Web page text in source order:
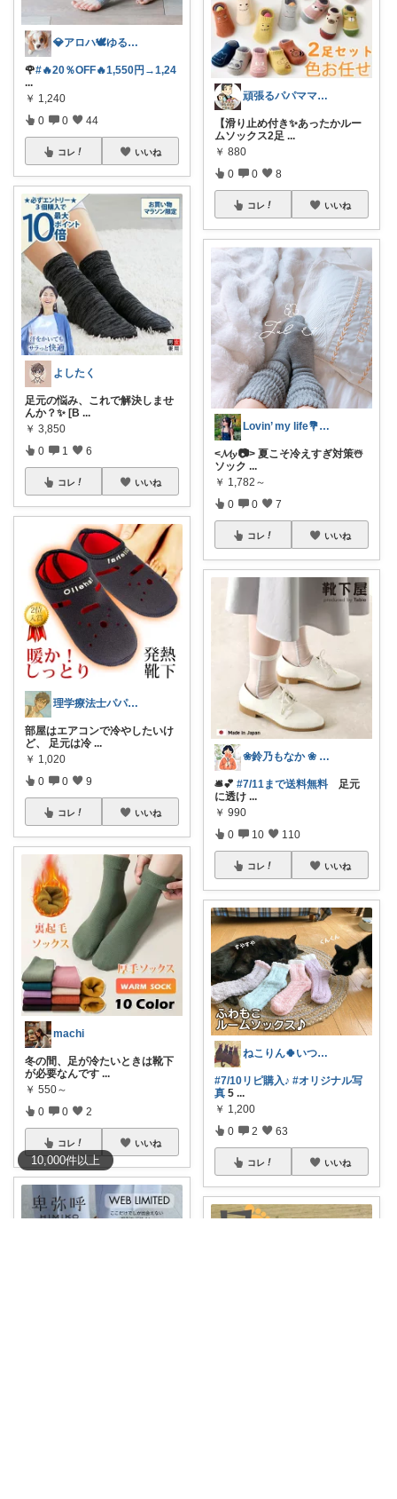
10,000件以上
💎アロハ🕊️ゆる身体に優し🔥勝3倍
🌹#🔥20％OFF🔥1,550円→1,24
...
￥ 1,240
0 0 44
コレ いいね
よしたく
足元の悩み、これで解決しませ
んか？✨ [B ...
￥ 3,850
0 1 6
コレ いいね
理学療法士パパの快適暮らし 👨
部屋はエアコンで冷やしたいけ
ど、 足元は冷 ...
￥ 1,020
0 0 9
コレ いいね
machi
冬の間、足が冷たいときは靴下
が必要なんです ...
￥ 550～
0 0 2
コレ いいね
頑張るパパママ応援隊@育児・子供用品紹介
【滑り止め付き✨あったかルー
ムソックス2足 ...
￥ 880
0 0 8
コレ いいね
Lovin’ my life💐maki
<𝓜𝔂 📷> 夏こそ冷えすぎ対策☃️
ソック ...
￥ 1,782～
0 0 7
コレ いいね
❀鈴乃もなか ❀ 穏やかさを大切に
🛎️💕 #7/11まで送料無料 足元
に透け ...
￥ 990
0 10 110
コレ いいね
ねこりん🍀いつもありがとっ💕多忙🐢
#7/10リピ購入♪ #オリジナル写
真 5 ...
￥ 1,200
0 2 63
コレ いいね